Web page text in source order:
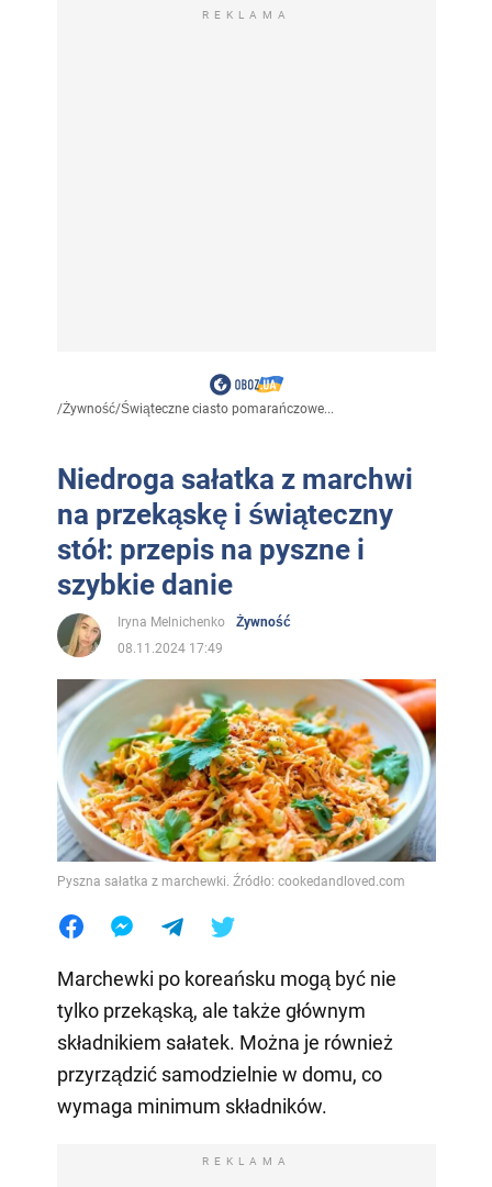
REKLAMA
/Żywność/Świąteczne ciasto pomarańczowe...
Niedroga sałatka z marchwi
na przekąskę i świąteczny
stół: przepis na pyszne i
szybkie danie
Iryna Melnichenko
Żywność
08.11.2024 17:49
Pyszna sałatka z marchewki. Źródło: cookedandloved.com
Marchewki po koreańsku mogą być nie
tylko przekąską, ale także głównym
składnikiem sałatek. Można je również
przyrządzić samodzielnie w domu, co
wymaga minimum składników.
REKLAMA